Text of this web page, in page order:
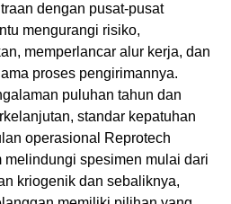
dengan pusat-pusat
mengurangi risiko,
memperlancar alur kerja, dan
proses pengirimannya.
puluhan tahun dan
standar kepatuhan
operasional Reprotech
melindungi spesimen mulai dari
kriogenik dan sebaliknya,